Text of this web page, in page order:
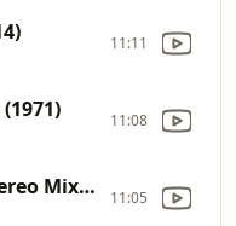
11:11
11:08
Something (2015 Stereo Mix) (1969) 11:05